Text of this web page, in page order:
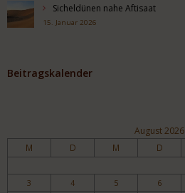
Sicheldünen nahe Aftisaat
15. Januar 2026
Beitragskalender
August 2026
M D M D
3
4 5 6